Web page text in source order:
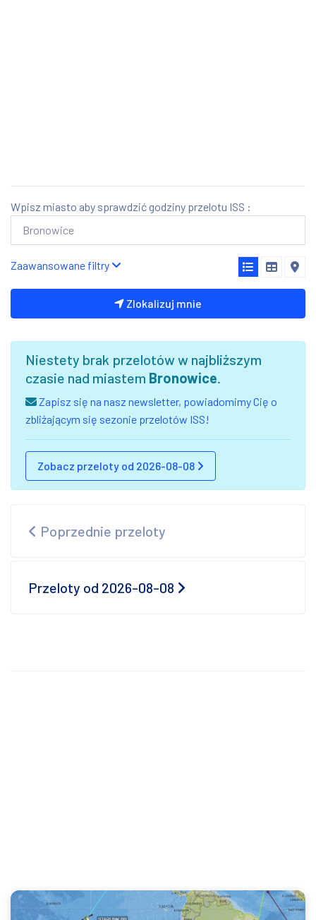
Wpisz miasto aby sprawdzić godziny przelotu ISS :
Zaawansowane filtry
Zlokalizuj mnie
Niestety brak przelotów w najbliższym
czasie nad miastem Bronowice.
Zapisz się na nasz newsletter, powiadomimy Cię o
zbliżającym się sezonie przelotów ISS!
Zobacz przeloty od 2026-08-08
Poprzednie przeloty
Przeloty od 2026-08-08